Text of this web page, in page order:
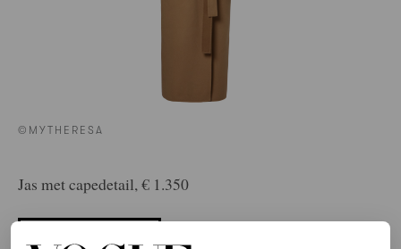
©MYTHERESA
Jas met capedetail, € 1.350